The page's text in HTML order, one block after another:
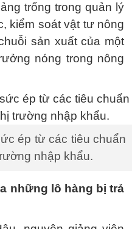
trống trong quản lý
kiểm soát vật tư nông
sản xuất của một
nóng trong nông
ép từ các tiêu chuẩn
nhập khẩu.
những lô hàng bị trả